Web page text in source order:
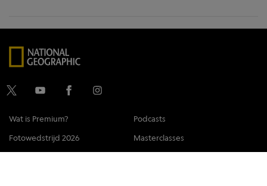
Wat is Premium?
Podcasts
Fotowedstrijd 2026
Masterclasses